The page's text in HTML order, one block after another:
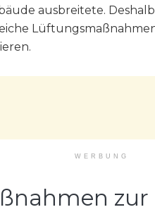
ausbreitete.
WERBUNG